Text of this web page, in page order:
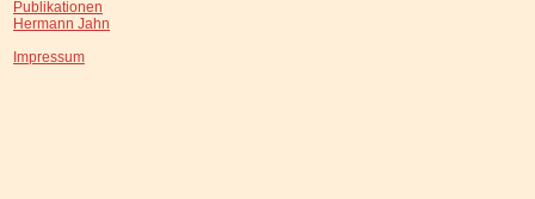
Publikationen
Hermann Jahn
Impressum